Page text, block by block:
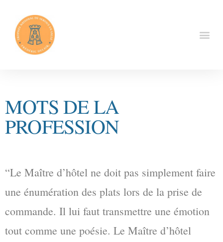
MOTS DE LA
PROFESSION
“Le Maître d’hôtel ne doit pas simplement faire
une énumération des plats lors de la prise de
commande. Il lui faut transmettre une émotion
tout comme une poésie. Le Maître d’hôtel